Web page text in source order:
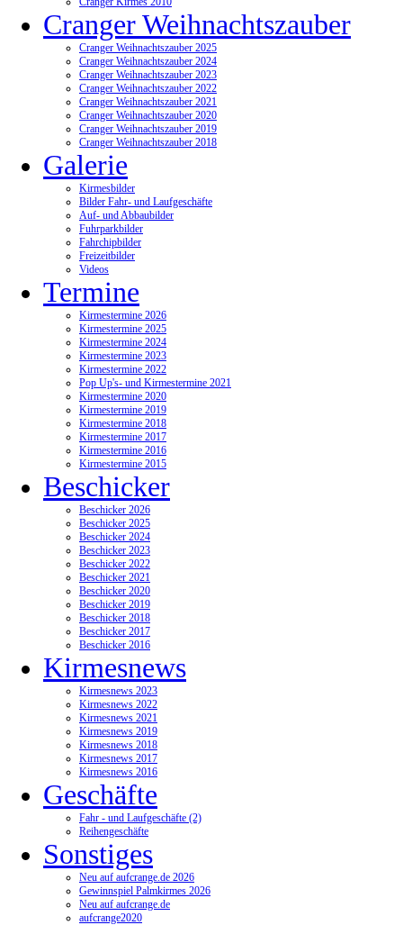
Cranger Weihnachtszauber
Cranger Weihnachtszauber 2025
Cranger Weihnachtszauber 2024
Cranger Weihnachtszauber 2023
Cranger Weihnachtszauber 2022
Cranger Weihnachtszauber 2021
Cranger Weihnachtszauber 2020
Cranger Weihnachtszauber 2019
Cranger Weihnachtszauber 2018
Galerie
Kirmesbilder
Bilder Fahr- und Laufgeschäfte
Auf- und Abbaubilder
Fuhrparkbilder
Fahrchipbilder
Freizeitbilder
Videos
Termine
Kirmestermine 2026
Kirmestermine 2025
Kirmestermine 2024
Kirmestermine 2023
Kirmestermine 2022
Pop Up's- und Kirmestermine 2021
Kirmestermine 2020
Kirmestermine 2019
Kirmestermine 2018
Kirmestermine 2017
Kirmestermine 2016
Kirmestermine 2015
Beschicker
Beschicker 2026
Beschicker 2025
Beschicker 2024
Beschicker 2023
Beschicker 2022
Beschicker 2021
Beschicker 2020
Beschicker 2019
Beschicker 2018
Beschicker 2017
Beschicker 2016
Kirmesnews
Kirmesnews 2023
Kirmesnews 2022
Kirmesnews 2021
Kirmesnews 2019
Kirmesnews 2018
Kirmesnews 2017
Kirmesnews 2016
Geschäfte
Fahr - und Laufgeschäfte (2)
Reihengeschäfte
Sonstiges
Neu auf aufcrange.de 2026
Gewinnspiel Palmkirmes 2026
Neu auf aufcrange.de
aufcrange2020